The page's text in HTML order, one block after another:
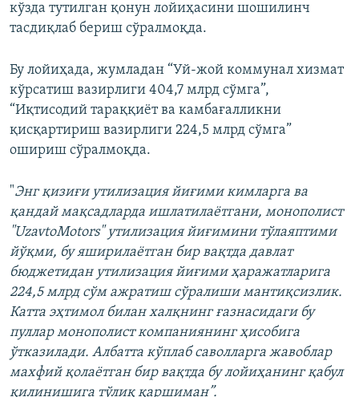
кўзда тутилган қонун лойиҳасини шошилинч
тасдиқлаб бериш сўралмоқда.
Бу лойиҳада, жумладан “Уй-жой коммунал хизмат
кўрсатиш вазирлиги 404,7 млрд сўмга”,
“Иқтисодий тараққиёт ва камбағалликни
қисқартириш вазирлиги 224,5 млрд сўмга”
ошириш сўралмоқда. ​
"Энг қизиғи утилизация йиғими кимларга ва
қандай мақсадларда ишлатилаётгани, монополист
"UzavtoMotors" утилизация йиғимини тўлаяптими
йўқми, бу яширилаётган бир вақтда давлат
бюджетидан утилизация йиғими ҳаражатларига
224,5 млрд сўм ажратиш сўралиши мантиқсизлик.
Катта эҳтимол билан халқнинг ғазнасидаги бу
пуллар монополист компаниянинг ҳисобига
ўтказилади. Албатта кўплаб саволларга жавоблар
махфий қолаётган бир вақтда бу лойиҳанинг қабул
қилинишига тўлиқ қаршиман”.